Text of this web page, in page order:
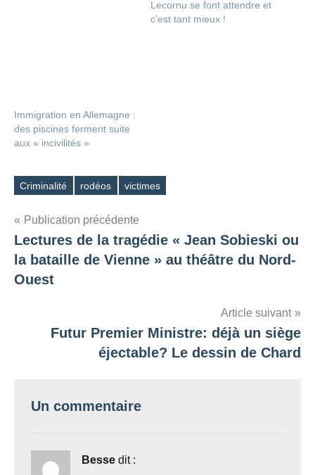
Lecornu se font attendre et
c’est tant mieux !
Immigration en Allemagne :
des piscines ferment suite
aux « incivilités »
Étiquettes
Criminalité rodéos victimes
Navigation
de
l’article
Publication précédente
Lectures de la tragédie « Jean Sobieski ou
la bataille de Vienne » au théâtre du Nord-
Ouest
Article suivant
Futur Premier Ministre: déjà un siège
éjectable? Le dessin de Chard
Un commentaire
Besse dit :